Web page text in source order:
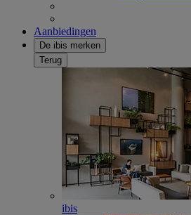
Aanbiedingen
De ibis merken
Terug
ibis